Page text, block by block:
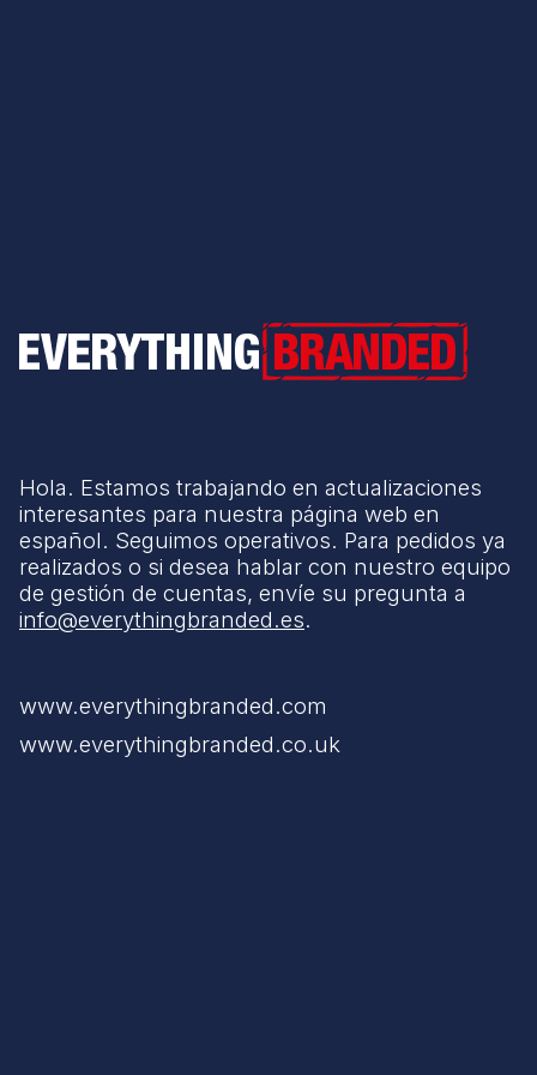
Everything Branded
Hola. Estamos trabajando en actualizaciones
interesantes para nuestra página web en
español. Seguimos operativos. Para pedidos ya
realizados o si desea hablar con nuestro equipo
de gestión de cuentas, envíe su pregunta a
info@everythingbranded.es.
www.everythingbranded.com
www.everythingbranded.co.uk